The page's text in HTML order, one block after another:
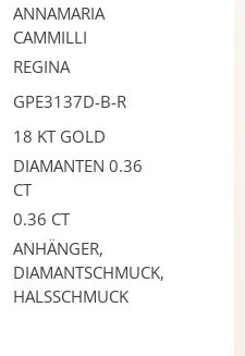
ANNAMARIA
CAMMILLI
REGINA
GPE3137D-B-R
18 KT GOLD
DIAMANTEN 0.36
CT
0.36 CT
ANHÄNGER,
DIAMANTSCHMUCK,
HALSSCHMUCK